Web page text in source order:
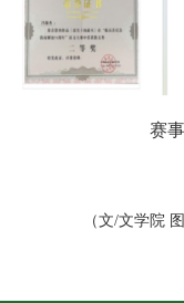
赛
（文/文学院